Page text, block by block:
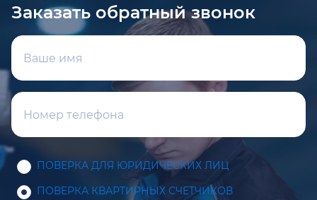
Заказать обратный звонок
ПОВЕРКА ДЛЯ ЮРИДИЧЕСКИХ ЛИЦ
ПОВЕРКА КВАРТИРНЫХ СЧЕТЧИКОВ